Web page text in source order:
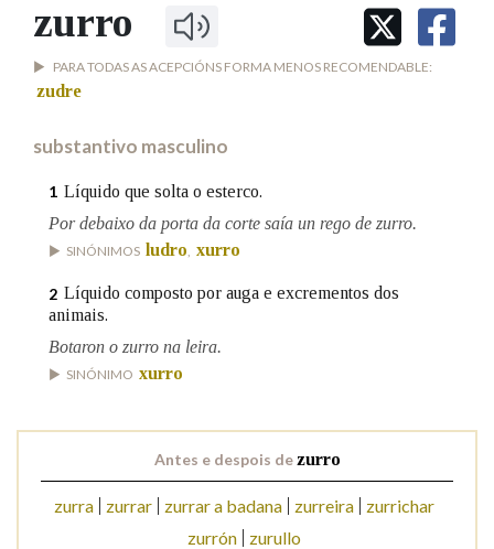
IDENTIDADE CORPORATIVA
MARCIAL DEL ADALID
CASA-MUSEO EMILIA PARDO
FIGURAS HOMENAXEADAS
HISTORIA
Facebook
TwitterYoutubeInstagram
Bluesky
BUSCAR NOS LEMAS
Comeza por
Remata por
Contén
BUSCAR NO CONTIDO
Nas definicións
zurro
PARA TODAS AS ACEPCIÓNS FORMA MENOS RECOMENDABLE:
zudre
substantivo masculino
1 Líquido que solta o esterco.
Por debaixo da porta da corte saía un rego de zurro.
SINÓNIMOS ludro xurro
2 Líquido composto por auga e excrementos dos
animais.
Botaron o zurro na leira.
SINÓNIMO xurro
Antes e despois de zurro
zurra zurrar zurrar a badana zurreira
zurrichar
zurrón
zurullo